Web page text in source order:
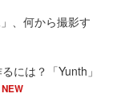
、何から撮影す
には？「Yunth」
NEW